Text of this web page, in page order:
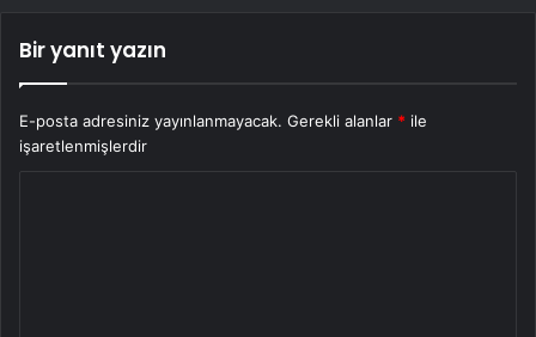
Bir yanıt yazın
E-posta adresiniz yayınlanmayacak. Gerekli alanlar * ile
işaretlenmişlerdir